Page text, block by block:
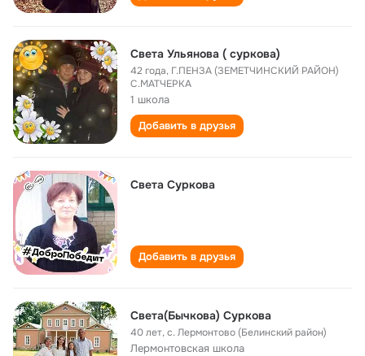
Света Ульянова ( суркова)
42 года, Г.ПЕНЗА (ЗЕМЕТЧИНСКИЙ РАЙОН)
С.МАТЧЕРКА
1 школа
Добавить в друзья
Света Суркова
Добавить в друзья
Света(Бычкова) Суркова
40 лет,с. Лермонтово (Белинский район)
Лермонтовская школа